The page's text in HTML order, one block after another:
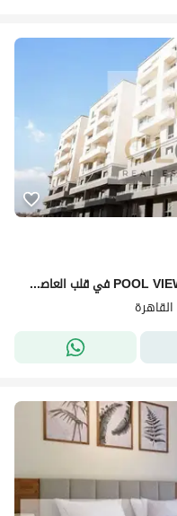
اخر دوبلكس للبيع في كمبوند دي جويا 4 POOL VIEW في قلب العاصمه الاداريه|new capital بخصم مميز